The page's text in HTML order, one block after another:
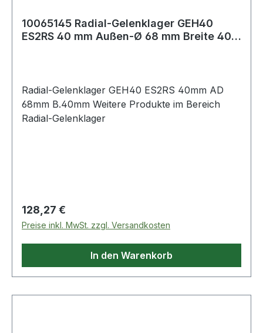
10065145 Radial-Gelenklager GEH40
ES2RS 40 mm Außen-Ø 68 mm Breite 40
Radial-Gelenklager GEH40 ES2RS 40mm AD
68mm B.40mm Weitere Produkte im Bereich
Radial-Gelenklager
Regulärer Preis:
128,27 €
Preise inkl. MwSt. zzgl. Versandkosten
In den Warenkorb